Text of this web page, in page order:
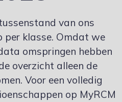
van ons
per klasse. Omdat we
omspringen hebben
overzicht alleen de
Voor een volledig
op MyRCM